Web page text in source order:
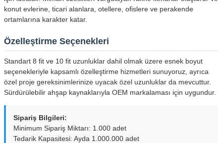
konut evlerine, ticari alanlara, otellere, ofislere ve perakende
ortamlarına karakter katar.
Özelleştirme Seçenekleri
Standart 8 fit ve 10 fit uzunluklar dahil olmak üzere esnek boyut
seçenekleriyle kapsamlı özelleştirme hizmetleri sunuyoruz, ayrıca
özel proje gereksinimlerinize uyacak özel uzunluklar da mevcuttur.
Sürdürülebilir ahşap kaynaklarıyla OEM markalaması için uygundur.
Sipariş Bilgileri:
Minimum Sipariş Miktarı: 1.000 adet
Tedarik Kapasitesi: Ayda 1.000.000 adet